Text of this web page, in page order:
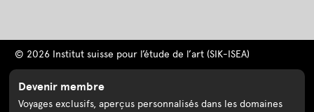
© 2026 Institut suisse pour l’étude de l’art (SIK-ISEA)
Devenir membre
Voyages exclusifs, aperçus personnalisés dans les domaines